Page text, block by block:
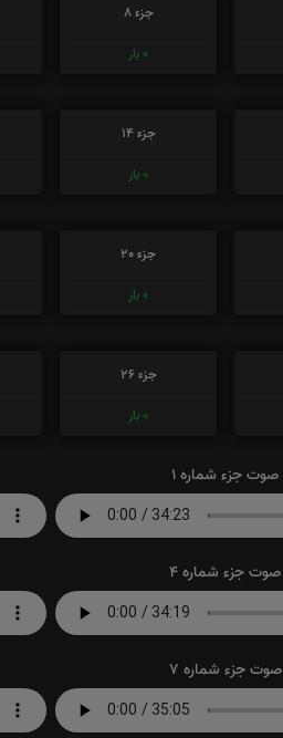
جزء 8
0 بار
جزء 14
0 بار
جزء 20
0 بار
جزء 26
0 بار
صوت جزء شماره 1
صوت جزء شماره 4
صوت جزء شماره 7